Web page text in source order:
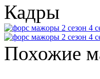
Кадры
Похожие